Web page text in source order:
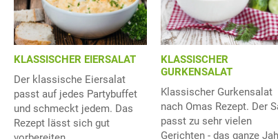
KLASSISCHER EIERSALAT
Der klassische Eiersalat
passt auf jedes Partybuffet
und schmeckt jedem. Das
Rezept lässt sich gut
KLASSISCHER
GURKENSALAT
Klassischer Gurkensalat
nach Omas Rezept. Der
passt zu sehr vielen
Gerichten - das ganze